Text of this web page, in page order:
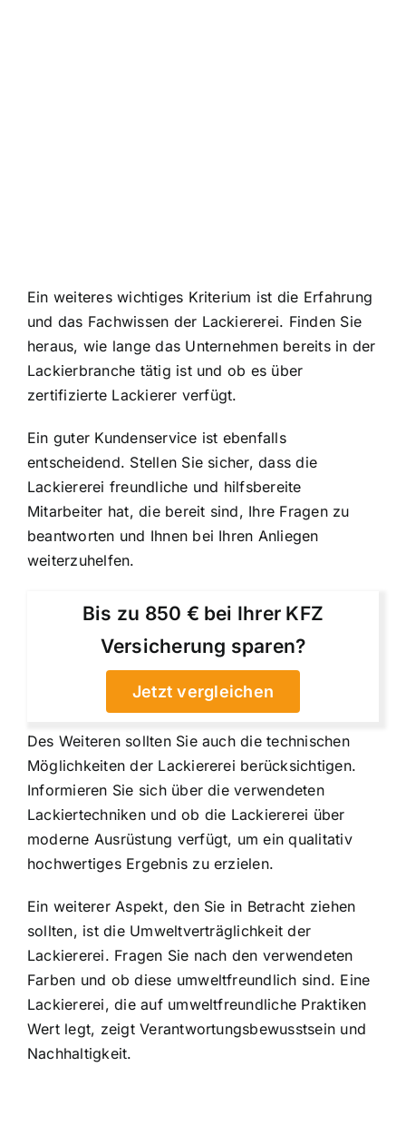
Ein weiteres wichtiges Kriterium ist die Erfahrung
und das Fachwissen der Lackiererei. Finden Sie
heraus, wie lange das Unternehmen bereits in der
Lackierbranche tätig ist und ob es über
zertifizierte Lackierer verfügt.
Ein guter Kundenservice ist ebenfalls
entscheidend. Stellen Sie sicher, dass die
Lackiererei freundliche und hilfsbereite
Mitarbeiter hat, die bereit sind, Ihre Fragen zu
beantworten und Ihnen bei Ihren Anliegen
weiterzuhelfen.
Bis zu 850 € bei Ihrer KFZ
Versicherung sparen?
Jetzt vergleichen
Des Weiteren sollten Sie auch die technischen
Möglichkeiten der Lackiererei berücksichtigen.
Informieren Sie sich über die verwendeten
Lackiertechniken und ob die Lackiererei über
moderne Ausrüstung verfügt, um ein qualitativ
hochwertiges Ergebnis zu erzielen.
Ein weiterer Aspekt, den Sie in Betracht ziehen
sollten, ist die Umweltverträglichkeit der
Lackiererei. Fragen Sie nach den verwendeten
Farben und ob diese umweltfreundlich sind. Eine
Lackiererei, die auf umweltfreundliche Praktiken
Wert legt, zeigt Verantwortungsbewusstsein und
Nachhaltigkeit.